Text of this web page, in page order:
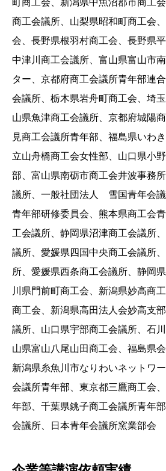
商工会議所、山梨県昭和町商工会
会、長野県根羽村商工会、長野県
中津川商工会議所、富山県富山市
ター、京都府商工会議所青年部連
会議所、栃木県岩舟町商工会、埼
山県魚津商工会議所、京都府城陽
見商工会議所青年部、福島県いわ
立山舟橋商工会女性部、山口県小
部、富山県南砺市商工会井波事務
議所、一般社団法人 雪国青年会
青年部研修委員会、熊本県商工会
工会議所、静岡県沼津商工会議所
議所、愛媛県四国中央商工会議所
所、愛媛県西条商工会議所、静岡
川県門前町商工会、新潟県妙高商
商工会、新潟県高田法人会妙高支
議所、山口県宇部商工会議所、石
山県富山八尾山田商工会、福島県
新潟県糸魚川市なりわいネットワ
会議所青年部、東京都三鷹商工会
年部、千葉県銚子商工会議所青年
会議所、日本青年会議所窯業部会